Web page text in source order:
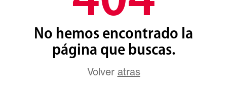
No hemos encontrado la
página que buscas.
Volver atras